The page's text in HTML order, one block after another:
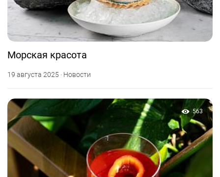
Фото предоставлено заведением
Морская красота
19 августа 2025 · Новости
563